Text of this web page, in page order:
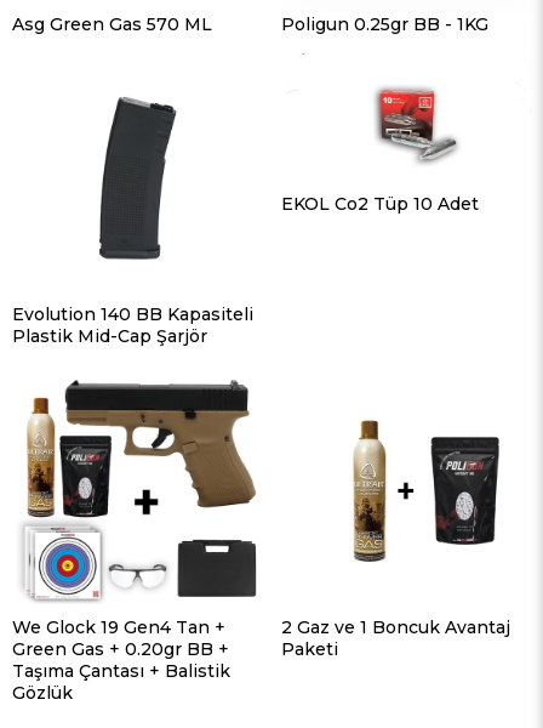
Asg Green Gas 570 ML Poligun 0.25gr BB - 1KG
Evolution 140 BB Kapasiteli
Plastik Mid-Cap Şarjör
EKOL Co2 Tüp 10 Adet
We Glock 19 Gen4 Tan +
Green Gas + 0.20gr BB +
Taşıma Çantası + Balistik
Gözlük
2 Gaz ve 1 Boncuk Avantaj
Paketi